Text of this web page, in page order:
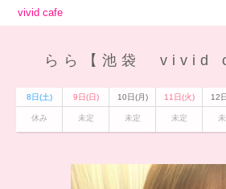
vivid cafe
らら【池袋 vivid
8日(土) 9日(日) 10日(月) 11日(火) 12
休み 未定 未定 未定